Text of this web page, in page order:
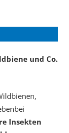
und Co.
Insekten